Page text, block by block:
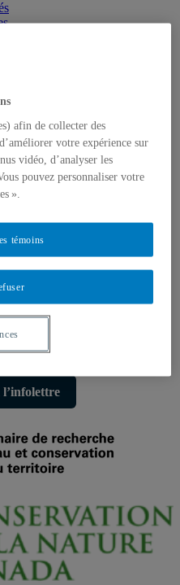
de projets
l’infolettre
afin de collecter des
votre expérience sur
vidéo, d’analyser les
pouvez personnaliser votre
».
témoins